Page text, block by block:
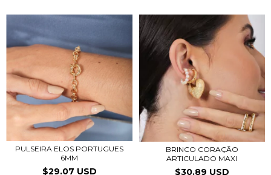
PULSEIRA ELOS PORTUGUES
6MM
$29.07 USD
BRINCO CORAÇÃO
ARTICULADO MAXI
$30.89 USD